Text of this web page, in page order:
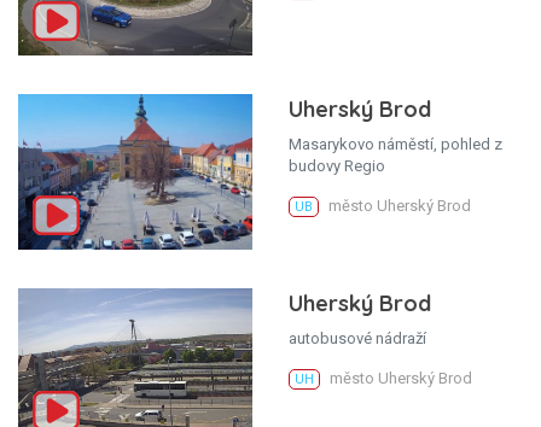
Uherský Brod
Masarykovo náměstí, pohled z
budovy Regio
UB město Uherský Brod
Uherský Brod
autobusové nádraží
UH město Uherský Brod